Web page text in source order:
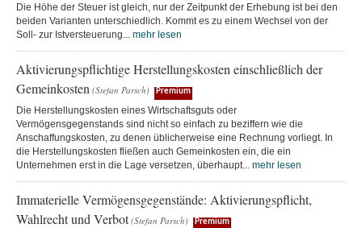
Die Höhe der Steuer ist gleich, nur der Zeitpunkt der Erhebung ist bei den
beiden Varianten unterschiedlich. Kommt es zu einem Wechsel von der
Soll- zur Istversteuerung... mehr lesen
Aktivierungspflichtige Herstellungskosten einschließlich der
Gemeinkosten (Stefan Parsch) Premium
Die Herstellungskosten eines Wirtschaftsguts oder
Vermögensgegenstands sind nicht so einfach zu beziffern wie die
Anschaffungskosten, zu denen üblicherweise eine Rechnung vorliegt. In
die Herstellungskosten fließen auch Gemeinkosten ein, die ein
Unternehmen erst in die Lage versetzen, überhaupt... mehr lesen
Immaterielle Vermögensgegenstände: Aktivierungspflicht,
Wahlrecht und Verbot (Stefan Parsch) Premium